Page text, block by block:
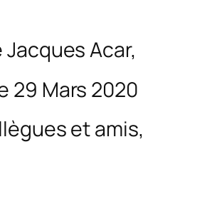
Jacques Acar,
29 Mars 2020
et amis,